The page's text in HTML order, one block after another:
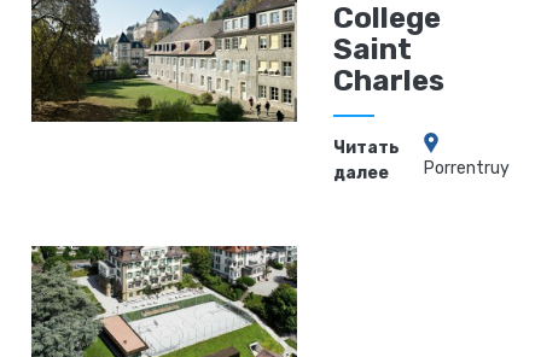
College
Saint
Charles
Читать
далее
Porrentruy